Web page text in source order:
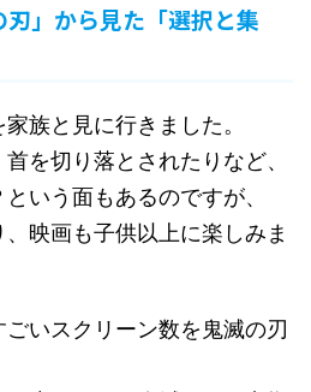
」から見た「選択と集
族と見に行きました。
を切り落とされたりなど、
いう面もあるのですが、
映画も子供以上に楽しみま
いスクリーン数を鬼滅の刃